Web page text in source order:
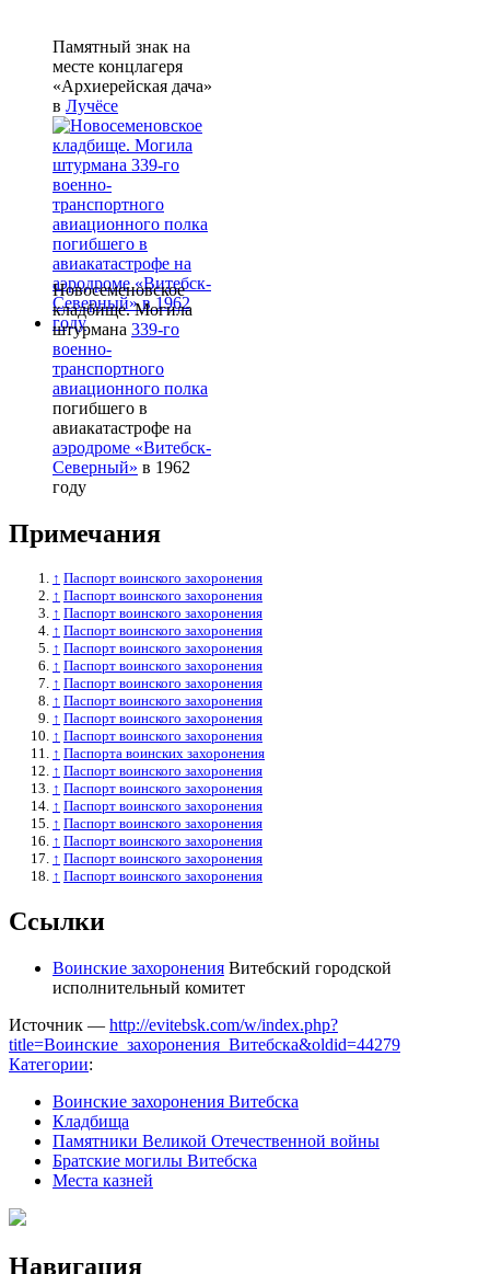
Памятный знак на
месте концлагеря
«Архиерейская дача»
в Лучёсе
Новосеменовское
кладбище. Могила
штурмана 339-го
военно-
транспортного
авиационного полка
погибшего в
авиакатастрофе на
аэродроме «Витебск-
Северный» в 1962
году
Примечания
↑ Паспорт воинского захоронения
↑ Паспорт воинского захоронения
↑ Паспорт воинского захоронения
↑ Паспорт воинского захоронения
↑ Паспорт воинского захоронения
↑ Паспорт воинского захоронения
↑ Паспорт воинского захоронения
↑ Паспорт воинского захоронения
↑ Паспорт воинского захоронения
↑ Паспорт воинского захоронения
↑ Паспорта воинских захоронения
↑ Паспорт воинского захоронения
↑ Паспорт воинского захоронения
↑ Паспорт воинского захоронения
↑ Паспорт воинского захоронения
↑ Паспорт воинского захоронения
↑ Паспорт воинского захоронения
↑ Паспорт воинского захоронения
Ссылки
Воинские захоронения Витебский городской
исполнительный комитет
Источник — http://evitebsk.com/w/index.php?
title=Воинские_захоронения_Витебска&oldid=44279
Категории:
Воинские захоронения Витебска
Кладбища
Памятники Великой Отечественной войны
Братские могилы Витебска
Места казней
Навигация